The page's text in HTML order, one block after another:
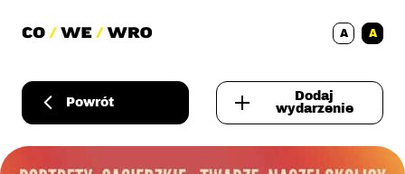
A A
Powrót
Dodaj
wydarzenie